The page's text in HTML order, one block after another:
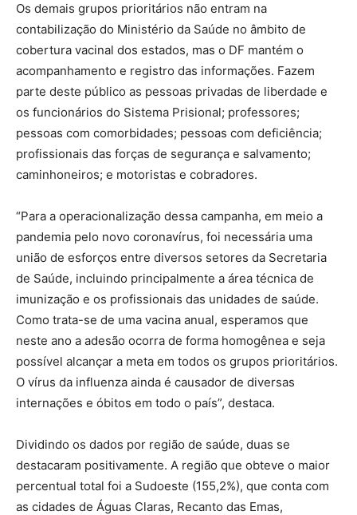
Os demais grupos prioritários não entram na
contabilização do Ministério da Saúde no âmbito de
cobertura vacinal dos estados, mas o DF mantém o
acompanhamento e registro das informações. Fazem
parte deste público as pessoas privadas de liberdade e
os funcionários do Sistema Prisional; professores;
pessoas com comorbidades; pessoas com deficiência;
profissionais das forças de segurança e salvamento;
caminhoneiros; e motoristas e cobradores.
“Para a operacionalização dessa campanha, em meio a
pandemia pelo novo coronavírus, foi necessária uma
união de esforços entre diversos setores da Secretaria
de Saúde, incluindo principalmente a área técnica de
imunização e os profissionais das unidades de saúde.
Como trata-se de uma vacina anual, esperamos que
neste ano a adesão ocorra de forma homogênea e seja
possível alcançar a meta em todos os grupos prioritários.
O vírus da influenza ainda é causador de diversas
internações e óbitos em todo o país”, destaca.
Dividindo os dados por região de saúde, duas se
destacaram positivamente. A região que obteve o maior
percentual total foi a Sudoeste (155,2%), que conta com
as cidades de Águas Claras, Recanto das Emas,